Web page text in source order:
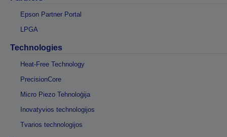
Epson Partner Portal
LPGA
Technologies
Heat-Free Technology
PrecisionCore
Micro Piezo Tehnoloģija
Inovatyvios technologijos
Tvarios technologijos